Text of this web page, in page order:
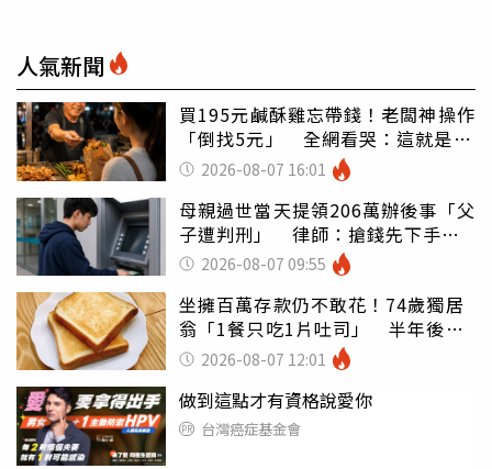
人氣新聞
買195元鹹酥雞忘帶錢！老闆神操作
「倒找5元」 全網看哭：這就是台
灣 2026-08-07 16:01
母親過世當天提領206萬辦後事「父
子遭判刑」 律師：搶錢先下手是
罪 2026-08-07 09:55
坐擁百萬存款仍不敢花！74歲獨居
翁「1餐只吃1片吐司」 半年後暴
瘦嚇壞女兒
2026-08-07 12:01
做到這點才有資格說愛你
台灣癌症基金會